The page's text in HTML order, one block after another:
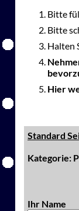
Bitte
Bitte
Halten
Hier
Standard
Kategorie:
Ihr Name